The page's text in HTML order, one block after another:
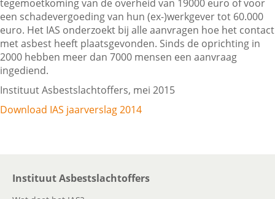
tegemoetkoming van de overheid van 19000 euro of voor
een schadevergoeding van hun (ex-)werkgever tot 60.000
euro. Het IAS onderzoekt bij alle aanvragen hoe het contact
met asbest heeft plaatsgevonden. Sinds de oprichting in
2000 hebben meer dan 7000 mensen een aanvraag
ingediend.
Instituut Asbestslachtoffers, mei 2015
Download IAS jaarverslag 2014
Instituut Asbestslachtoffers